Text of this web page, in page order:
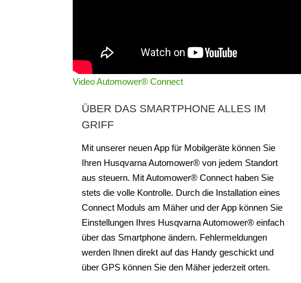
Video Automower® Connect
ÜBER DAS SMARTPHONE ALLES IM
GRIFF
Mit unserer neuen App für Mobilgeräte können Sie
Ihren Husqvarna Automower® von jedem Standort
aus steuern. Mit Automower® Connect haben Sie
stets die volle Kontrolle. Durch die Installation eines
Connect Moduls am Mäher und der App können Sie
Einstellungen Ihres Husqvarna Automower® einfach
über das Smartphone ändern. Fehlermeldungen
werden Ihnen direkt auf das Handy geschickt und
über GPS können Sie den Mäher jederzeit orten.